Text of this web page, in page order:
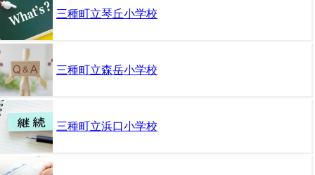
三種町立琴丘小学校
三種町立森岳小学校
三種町立浜口小学校